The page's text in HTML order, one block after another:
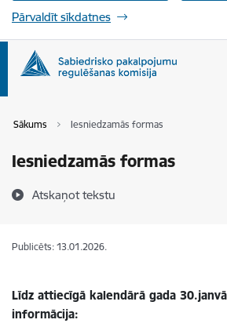
Pārvaldīt sīkdatnes
Sākums Iesniedzamās formas
Iesniedzamās formas
Atskaņot tekstu
Publicēts: 13.01.2026.
Līdz attiecīgā kalendārā gada
informācija: